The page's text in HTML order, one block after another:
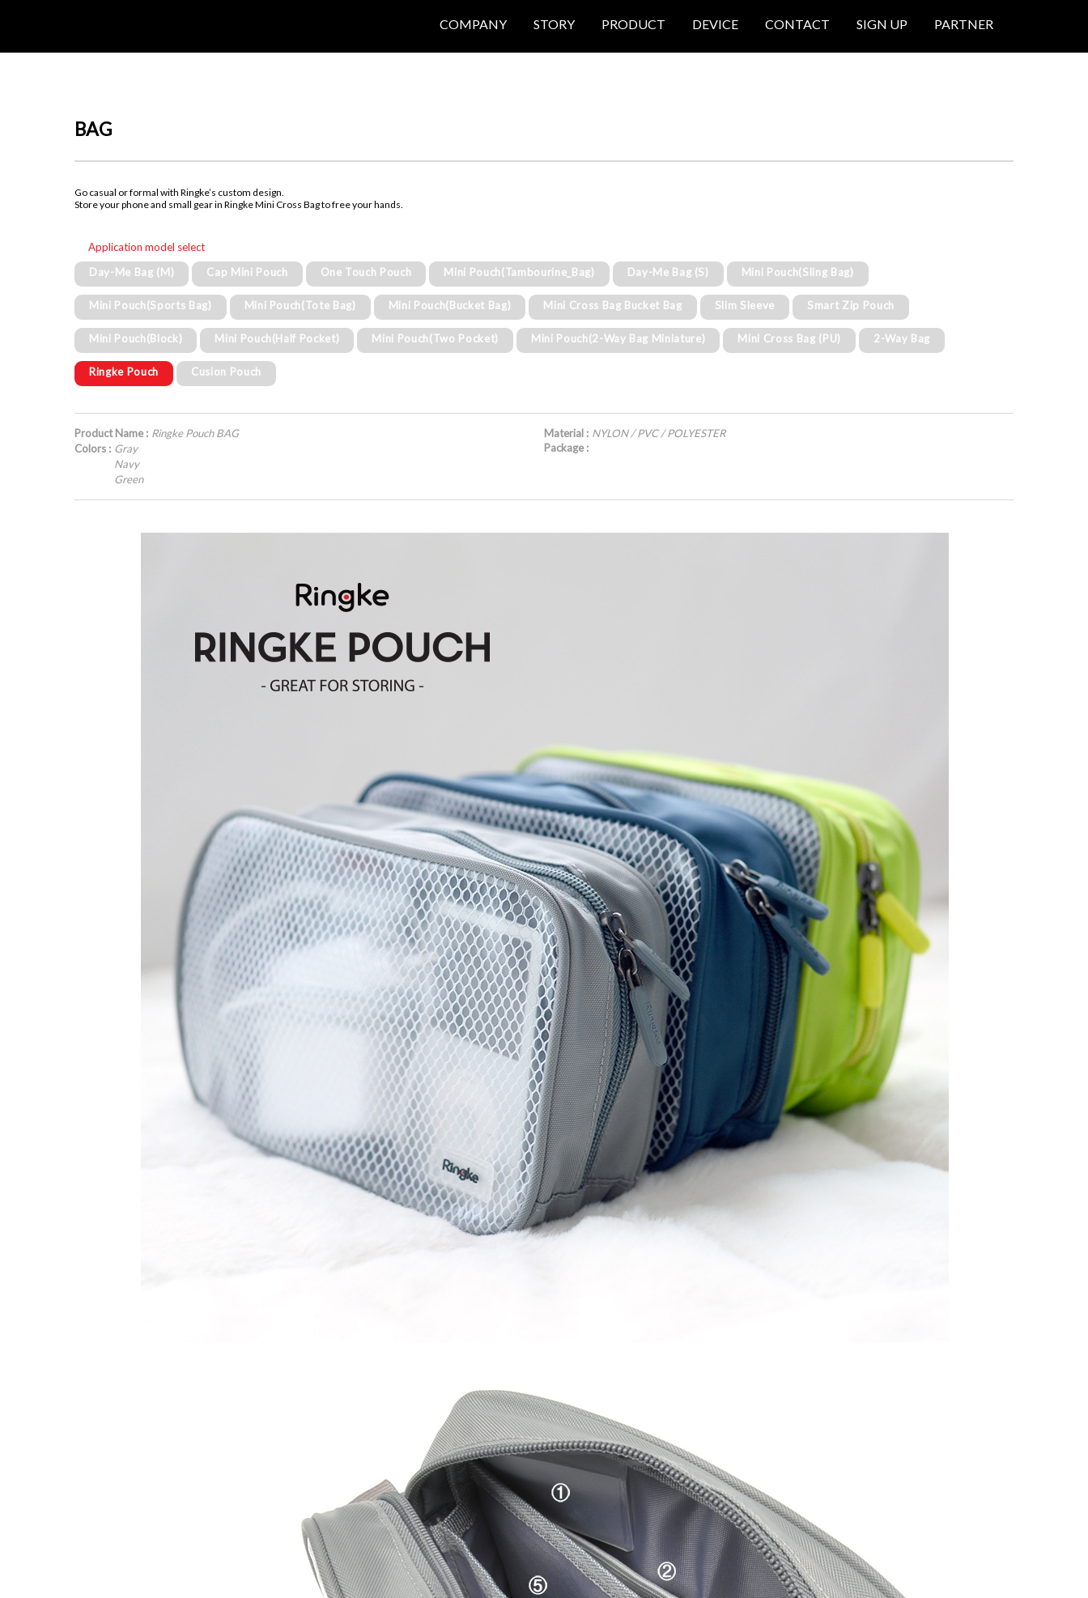
COMPANY STORY PRODUCT DEVICE CONTACT SIGN UP PARTNER
BAG
Go casual or formal with Ringke’s custom design.
Store your phone and small gear in Ringke Mini Cross Bag to free your hands.
Application model select
Day-Me Bag (M)
Cap Mini Pouch One Touch Pouch Mini Pouch(Tambourine_Bag) Day-Me Bag (S) Mini Pouch(Sling Bag)
Mini Pouch(Sports Bag) Mini Pouch(Tote Bag) Mini Pouch(Bucket Bag) Mini Cross Bag Bucket Bag Slim Sleeve Smart Zip Pouch
Mini Pouch(Block) Mini Pouch(Half Pocket) Mini Pouch(Two Pocket) Mini Pouch(2-Way Bag Miniature) Mini Cross Bag (PU) 2-Way Bag
Ringke Pouch Cusion Pouch
Product Name : Ringke Pouch BAG
Colors : Gray
Navy
Green
Material : NYLON / PVC / POLYESTER
Package :